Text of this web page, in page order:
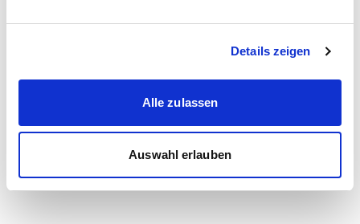
Details zeigen
Alle zulassen
Auswahl erlauben